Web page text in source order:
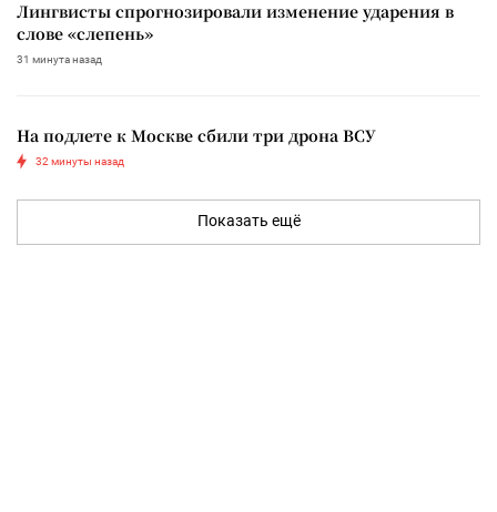
Лингвисты спрогнозировали изменение ударения в
слове «слепень»
31 минута назад
На подлете к Москве сбили три дрона ВСУ
32 минуты назад
Показать ещё